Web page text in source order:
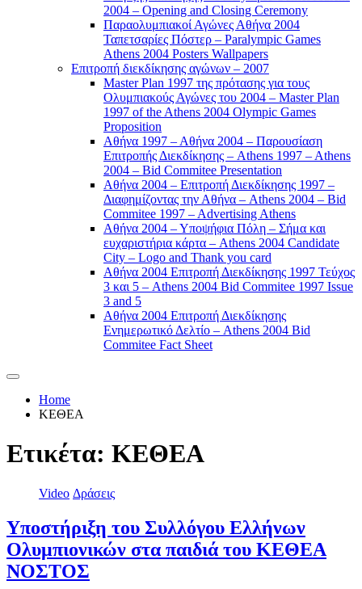
2004 – Opening and Closing Ceremony
Παραολυμπιακοί Αγώνες Αθήνα 2004
Ταπετσαρίες Πόστερ – Paralympic Games
Athens 2004 Posters Wallpapers
Επιτροπή διεκδίκησης αγώνων – 2007
Master Plan 1997 της πρότασης για τους
Ολυμπιακούς Αγώνες του 2004 – Master Plan
1997 of the Athens 2004 Olympic Games
Proposition
Αθήνα 1997 – Αθήνα 2004 – Παρουσίαση
Επιτροπής Διεκδίκησης – Athens 1997 – Athens
2004 – Bid Commitee Presentation
Αθήνα 2004 – Επιτροπή Διεκδίκησης 1997 –
Διαφημίζοντας την Αθήνα – Athens 2004 – Bid
Commitee 1997 – Advertising Athens
Αθήνα 2004 – Υποψήφια Πόλη – Σήμα και
ευχαριστήρια κάρτα – Athens 2004 Candidate
City – Logo and Thank you card
Αθήνα 2004 Επιτροπή Διεκδίκησης 1997 Τεύχος
3 και 5 – Athens 2004 Bid Commitee 1997 Issue
3 and 5
Αθήνα 2004 Επιτροπή Διεκδίκησης
Ενημερωτικό Δελτίο – Athens 2004 Bid
Commitee Fact Sheet
Home
ΚΕΘΕΑ
Ετικέτα: ΚΕΘΕΑ
Video Δράσεις
Υποστήριξη του Συλλόγου Ελλήνων
Ολυμπιονικών στα παιδιά του ΚΕΘΕΑ
ΝΟΣΤΟΣ